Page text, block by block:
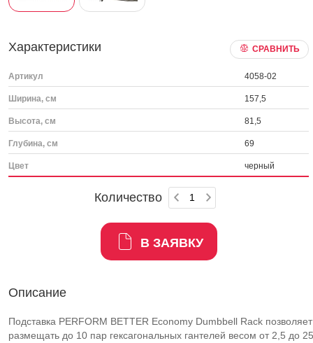
Характеристики СРАВНИТЬ
Артикул 4058-02
Ширина, см 157,5
Высота, см 81,5
Глубина, см 69
Цвет черный
Количество
В ЗАЯВКУ
Описание
Подставка PERFORM BETTER Economy Dumbbell Rack позволяет
размещать до 10 пар гексагональных гантелей весом от 2,5 до 25